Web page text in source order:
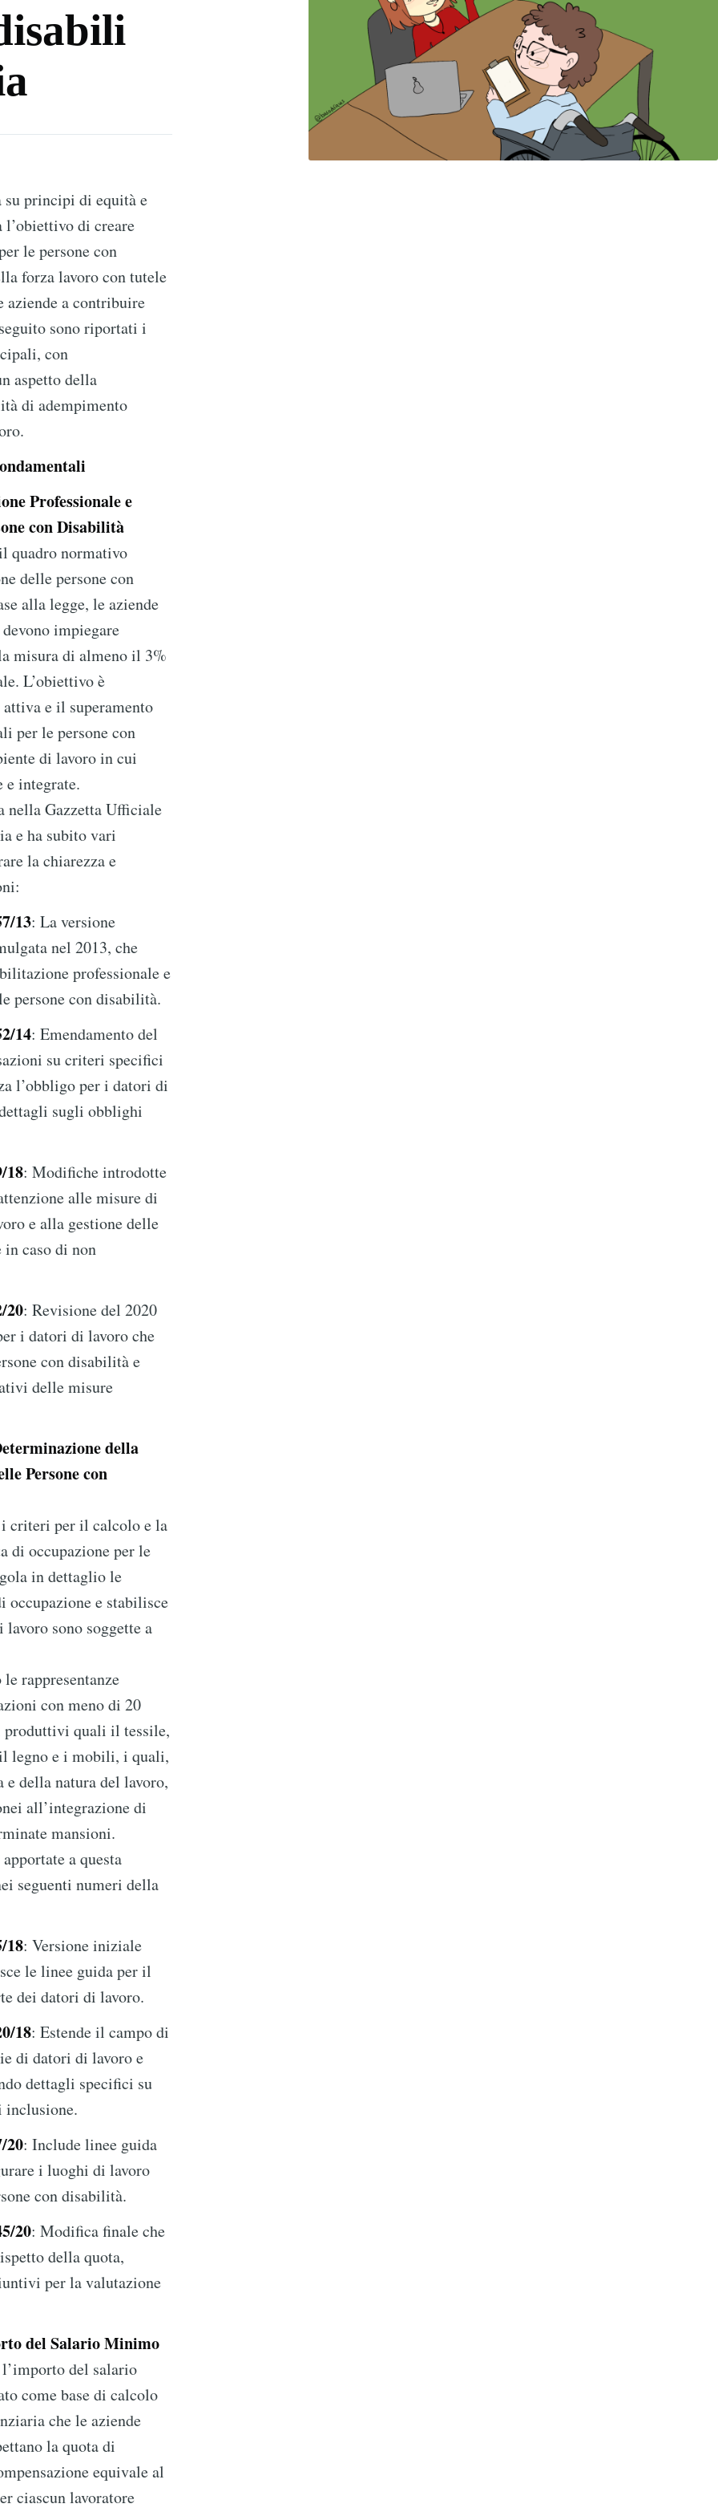
su principi di equità e
l’obiettivo di creare
le persone con
forza lavoro con tutele
aziende a contribuire
sono riportati i
con
aspetto della
di adempimento
Professionale e
con Disabilità
quadro normativo
delle persone con
alla legge, le aziende
impiegare
misura di almeno il 3%
L’obiettivo è
e il superamento
per le persone con
di lavoro in cui
e integrate.
nella Gazzetta Ufficiale
e ha subito vari
la chiarezza e
13: La versione
nel 2013, che
professionale e
persone con disabilità.
14: Emendamento del
su criteri specifici
l’obbligo per i datori di
sugli obblighi
18: Modifiche introdotte
alle misure di
e alla gestione delle
caso di non
20: Revisione del 2020
i datori di lavoro che
con disabilità e
delle misure
della
Persone con
i criteri per il calcolo e la
di occupazione per le
in dettaglio le
occupazione e stabilisce
sono soggette a
rappresentanze
con meno di 20
produttivi quali il tessile,
legno e i mobili, i quali,
della natura del lavoro,
all’integrazione di
mansioni.
a questa
seguenti numeri della
18: Versione iniziale
le linee guida per il
dei datori di lavoro.
18: Estende il campo di
di datori di lavoro e
dettagli specifici su
inclusione.
20: Include linee guida
i luoghi di lavoro
con disabilità.
20: Modifica finale che
della quota,
per la valutazione
del Salario Minimo
del salario
come base di calcolo
che le aziende
la quota di
equivale al
ciascun lavoratore